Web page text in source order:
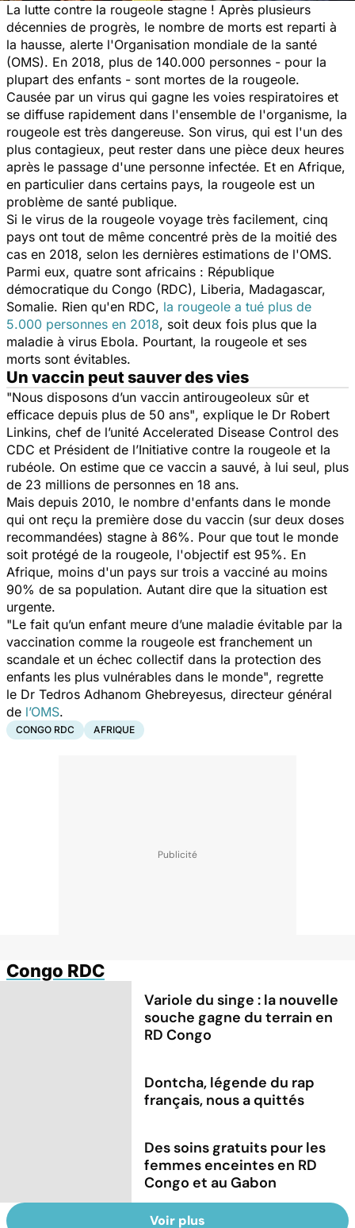
La lutte contre la rougeole stagne ! Après plusieurs
décennies de progrès, le nombre de morts est reparti à
la hausse, alerte l'Organisation mondiale de la santé
(OMS). En 2018, plus de 140.000 personnes - pour la
plupart des enfants - sont mortes de la rougeole.
Causée par un virus qui gagne les voies respiratoires et
se diffuse rapidement dans l'ensemble de l'organisme, la
rougeole est très dangereuse. Son virus, qui est l'un des
plus contagieux, peut rester dans une pièce deux heures
après le passage d'une personne infectée. Et en Afrique,
en particulier dans certains pays, la rougeole est un
problème de santé publique.
Si le virus de la rougeole voyage très facilement, cinq
pays ont tout de même concentré près de la moitié des
cas en 2018, selon les dernières estimations de l'OMS.
Parmi eux, quatre sont africains : République
démocratique du Congo (RDC), Liberia, Madagascar,
Somalie. Rien qu'en RDC, la rougeole a tué plus de
5.000 personnes en 2018, soit deux fois plus que la
maladie à virus Ebola. Pourtant, la rougeole et ses
morts sont évitables.
Un vaccin peut sauver des vies
"Nous disposons d’un vaccin antirougeoleux sûr et
efficace depuis plus de 50 ans", explique le Dr Robert
Linkins, chef de l’unité Accelerated Disease Control des
CDC et Président de l’Initiative contre la rougeole et la
rubéole. On estime que ce vaccin a sauvé, à lui seul, plus
de 23 millions de personnes en 18 ans.
Mais depuis 2010, le nombre d'enfants dans le monde
qui ont reçu la première dose du vaccin (sur deux doses
recommandées) stagne à 86%. Pour que tout le monde
soit protégé de la rougeole, l'objectif est 95%. En
Afrique, moins d'un pays sur trois a vacciné au moins
90% de sa population. Autant dire que la situation est
urgente.
"Le fait qu’un enfant meure d’une maladie évitable par la
vaccination comme la rougeole est franchement un
scandale et un échec collectif dans la protection des
enfants les plus vulnérables dans le monde", regrette
le Dr Tedros Adhanom Ghebreyesus, directeur général
de l’OMS.
CONGO RDC AFRIQUE
Congo RDC
Variole du singe : la nouvelle
souche gagne du terrain en
RD Congo
Dontcha, légende du rap
français, nous a quittés
Des soins gratuits pour les
femmes enceintes en RD
Congo et au Gabon
Voir plus